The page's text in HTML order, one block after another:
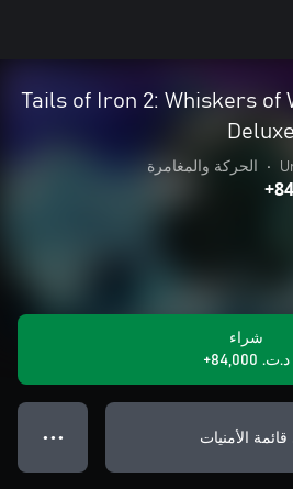
Tails of Iron 2: Whiskers of
• الحركة والمغامرة
شراء
د.ت.‏ 84,000+
الأمنيات ● ● ●